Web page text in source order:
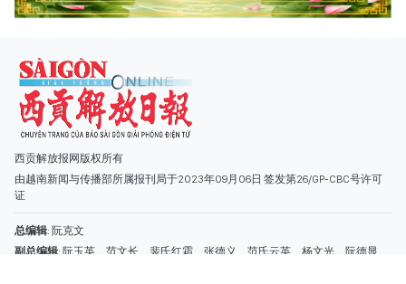
阮克强、陈嘉宝
主编: 阮玉英
社址: 胡志明市棋盘坊阮氏明开街432-434号
总台: (028) 39294091 - 转 060
电子信箱
广告部
(028) 38334185
quangcaohoavan09@gmail.com;